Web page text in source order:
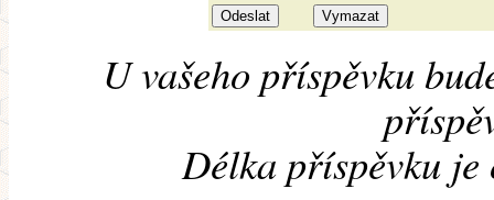
U vašeho příspěvku
Délka příspěvku je